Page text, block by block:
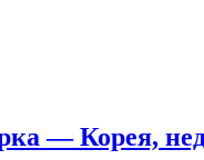
— Корея,